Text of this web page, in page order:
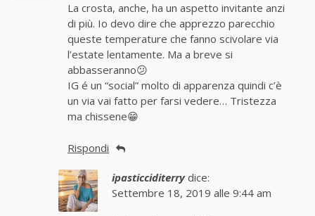
La crosta, anche, ha un aspetto invitante anzi
di più. Io devo dire che apprezzo parecchio
queste temperature che fanno scivolare via
l’estate lentamente. Ma a breve si
abbasseranno😕
IG é un “social” molto di apparenza quindi c’è
un via vai fatto per farsi vedere… Tristezza
ma chissene😁
Rispondi
ipasticciditerry dice:
Settembre 18, 2019 alle 9:44 am